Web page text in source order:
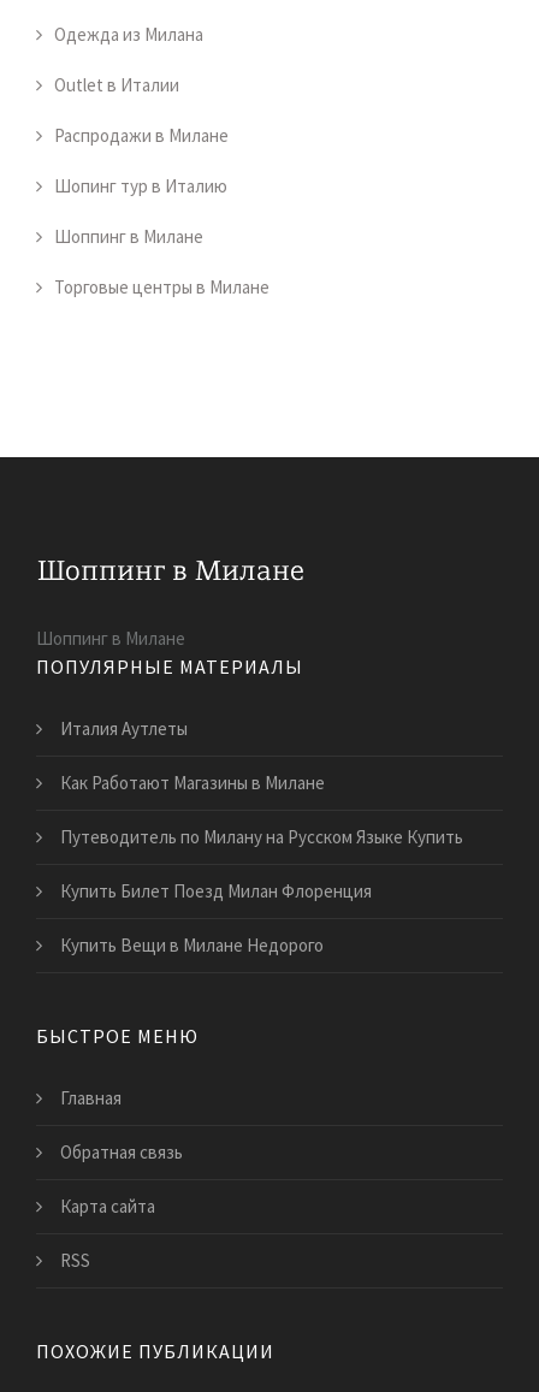
Одежда из Милана
Outlet в Италии
Распродажи в Милане
Шопинг тур в Италию
Шоппинг в Милане
Торговые центры в Милане
Шоппинг в Милане
ПОПУЛЯРНЫЕ МАТЕРИАЛЫ
Италия Аутлеты
Как Работают Магазины в Милане
Путеводитель по Милану на Русском Языке Купить
Купить Билет Поезд Милан Флоренция
Купить Вещи в Милане Недорого
БЫСТРОЕ МЕНЮ
Главная
Обратная связь
Карта сайта
RSS
ПОХОЖИЕ ПУБЛИКАЦИИ